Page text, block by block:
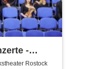
-
Rostock